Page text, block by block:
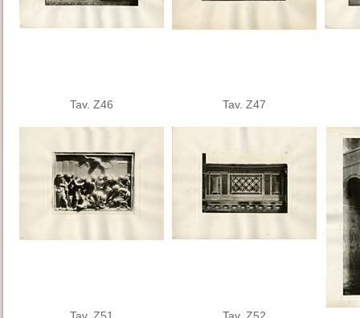
Tav. Z46 Tav. Z47